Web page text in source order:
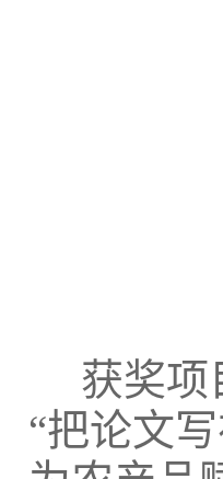
获奖项
“把论文